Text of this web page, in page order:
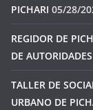
PICHARI 05/28/
REGIDOR DE
DE
TALLER DE
URBANO DE